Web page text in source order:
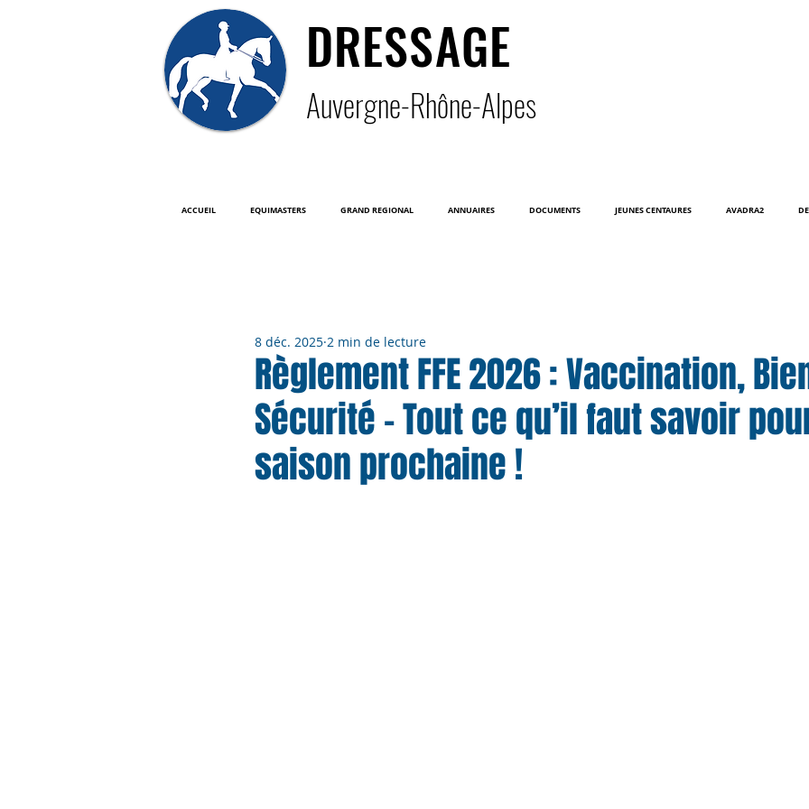
DRESSAGE
Auvergne-Rhône-Alpes
ACCUEIL EQUIMASTERS GRAND REGIONAL ANNUAIRES DOCUMENTS JEUNES CENTAURES AVADRA2
Règlement FFE 2026 : Vaccination,
Sécurité – Tout ce qu’il faut savoir
saison prochaine !
8 déc. 2025 2 min de lecture